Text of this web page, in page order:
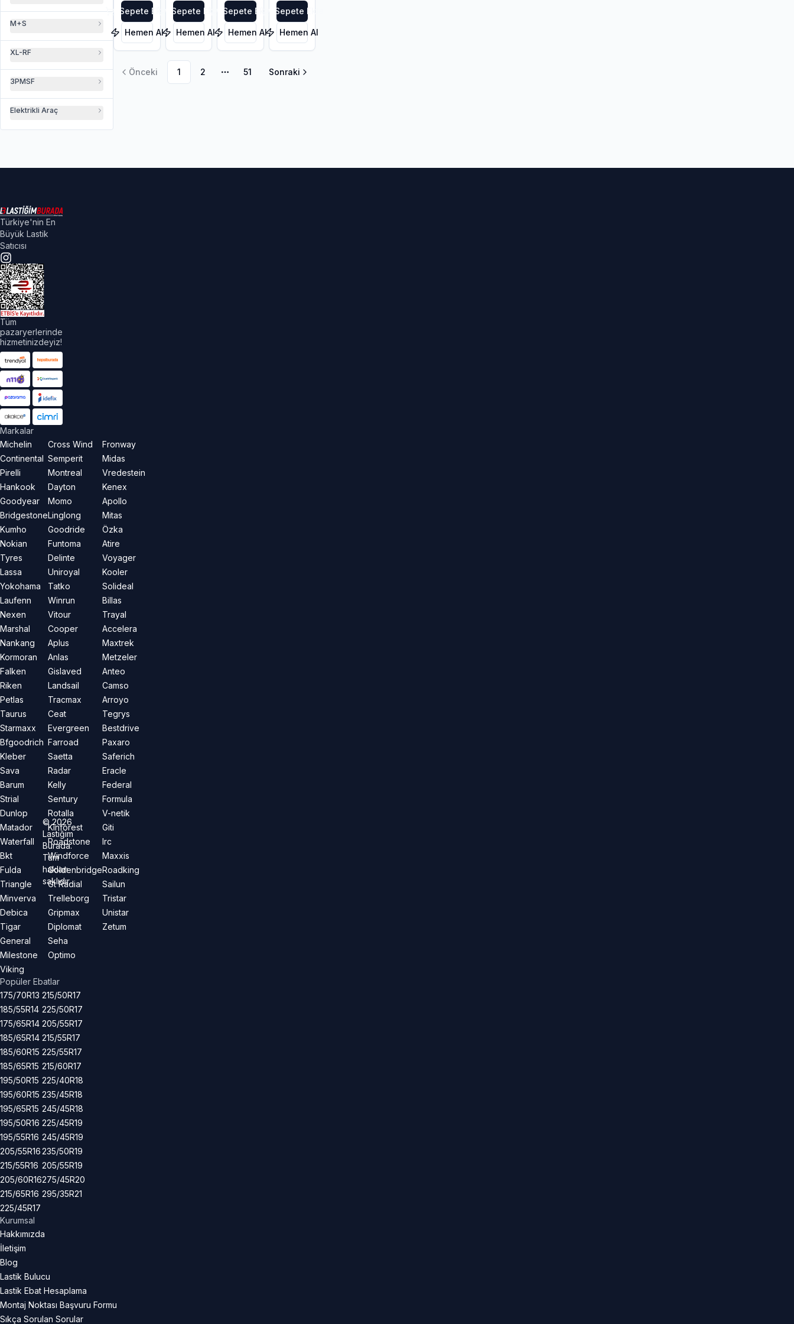
M+S
XL-RF
3PMSF
Elektrikli Araç
Sepete Ekle
Hemen Al
Sepete Ekle
Hemen Al
Sepete Ekle
Hemen Al
Sepete Ekle
Hemen Al
Önceki 1 2
Daha fazla sayfa
51 Sonraki
Türkiye'nin En
Büyük Lastik
Satıcısı
Tüm
pazaryerlerinde
hizmetinizdeyiz!
Markalar
Michelin
Continental
Pirelli
Hankook
Goodyear
Bridgestone
Kumho
Nokian
Tyres
Lassa
Yokohama
Laufenn
Nexen
Marshal
Nankang
Kormoran
Falken
Riken
Petlas
Taurus
Starmaxx
Bfgoodrich
Kleber
Sava
Barum
Strial
Dunlop
Matador
Waterfall
Bkt
Fulda
Triangle
Minverva
Debica
Tigar
General
Milestone
Viking
Cross Wind
Semperit
Montreal
Dayton
Momo
Linglong
Goodride
Funtoma
Delinte
Uniroyal
Tatko
Winrun
Vitour
Cooper
Aplus
Anlas
Gislaved
Landsail
Tracmax
Ceat
Evergreen
Farroad
Saetta
Radar
Kelly
Sentury
Rotalla
Kinforest
Roadstone
Windforce
Goldenbridge
Gt Radial
Trelleborg
Gripmax
Diplomat
Seha
Optimo
Fronway
Midas
Vredestein
Kenex
Apollo
Mitas
Özka
Atire
Voyager
Kooler
Solideal
Billas
Trayal
Accelera
Maxtrek
Metzeler
Anteo
Camso
Arroyo
Tegrys
Bestdrive
Paxaro
Saferich
Eracle
Federal
Formula
V-netik
Giti
Irc
Maxxis
Roadking
Sailun
Tristar
Unistar
Zetum
Popüler Ebatlar
175/70R13
185/55R14
175/65R14
185/65R14
185/60R15
185/65R15
195/50R15
195/60R15
195/65R15
195/50R16
195/55R16
205/55R16
215/55R16
205/60R16
215/65R16
225/45R17
215/50R17
225/50R17
205/55R17
215/55R17
225/55R17
215/60R17
225/40R18
235/45R18
245/45R18
225/45R19
245/45R19
235/50R19
205/55R19
275/45R20
295/35R21
Kurumsal
Hakkımızda
İletişim
Blog
Lastik Bulucu
Lastik Ebat Hesaplama
Montaj Noktası Başvuru Formu
Sıkça Sorulan Sorular
©2026
Lastiğim
Burada.
Tüm
hakları
saklıdır.